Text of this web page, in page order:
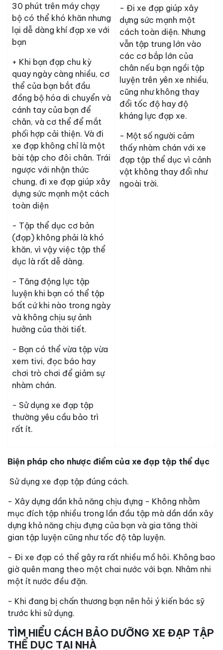
30 phút trên máy chạy
bộ có thể khó khăn nhưng
lại dễ dàng khí đạp xe với
bạn
+ Khi bạn đạp chu kỳ
quay ngày càng nhiều, cơ
thể của bạn bắt đầu
đồng bộ hóa di chuyển và
cánh tay của bạn để
chân, và cơ thể để mắt
phối hợp cải thiện. Và đi
xe đạp không chỉ là một
bài tập cho đôi chân. Trái
ngược với nhận thức
chung, đi xe đạp giúp xây
dựng sức mạnh một cách
toàn diện
- Tập thể dục cơ bản
(đạp) không phải là khó
khăn, vì vậy việc tập thể
dục là rất dễ dàng.
- Tăng động lực tập
luyện khi bạn có thể tập
bất cứ khi nào trong ngày
và không chịu sự ảnh
hưởng của thời tiết.
- Bạn có thể vừa tập vừa
xem tivi, đọc báo hay
chơi trò chơi để giảm sự
nhàm chán.
- Sử dụng xe đạp tập
thường yêu cầu bảo trì
rất ít.
- Đi xe đạp giúp xây
dựng sức mạnh một
cách toàn diện. Nhưng
vẫn tập trung lớn vào
các cơ bắp lớn của
chân nếu bạn ngồi tập
luyện trên yên xe nhiều,
cũng như không thay
đổi tốc độ hay độ
kháng lực đạp xe.
- Một số người cảm
thấy nhàm chán với xe
đạp tập thể dục vì cảnh
vật không thay đổi như
ngoài trời.
Biện pháp cho nhược điểm của xe đạp tập thể dục
Sử dụng xe đạp tập đúng cách.
- Xây dựng dần khả năng chịu đựng - Không nhằm
mục đích tập nhiều trong lần đầu tập mà dần dần xây
dựng khả năng chịu đựng của bạn và gia tăng thời
gian tập luyện cũng như tốc độ tâp luyện.
- Đi xe đạp có thể gây ra rất nhiều mồ hôi. Không bao
giờ quên mang theo một chai nước với bạn. Nhâm nhi
một ít nước đều đặn.
- Khi đang bị chấn thương bạn nên hỏi ý kiến bác sỹ
trước khi sử dụng.
TÌM HIỂU CÁCH BẢO DƯỠNG XE ĐẠP TẬP
THỂ DỤC TẠI NHÀ